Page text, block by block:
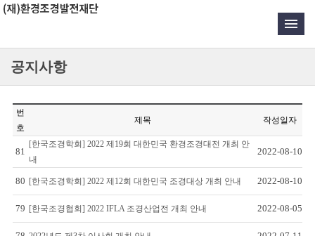
공지사항
번
호
제목 작성일자
81
[한국조경학회] 2022 제19회 대한민국 환경조경대전 개최 안
내
2022-08-10
80 [한국조경학회] 2022 제12회 대한민국 조경대상 개최 안내 2022-08-10
79 [한국조경협회] 2022 IFLA 조경산업전 개최 안내 2022-08-05